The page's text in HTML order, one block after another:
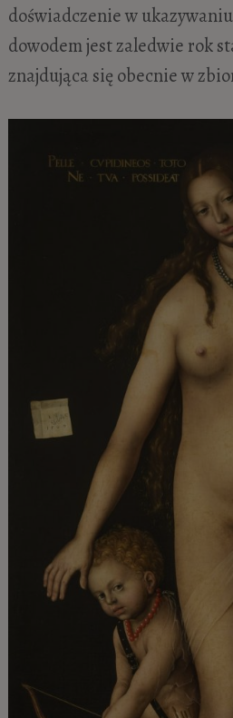
doświadczenie w
dowodem jest zaledwie rok
znajdująca się obecnie w